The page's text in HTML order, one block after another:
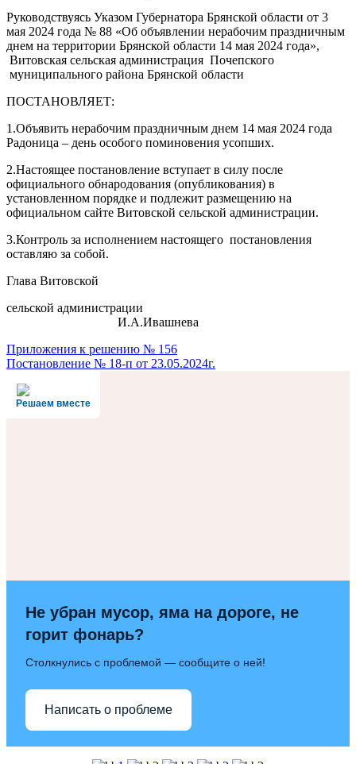
Руководствуясь Указом Губернатора Брянской области от 3
мая 2024 года № 88 «Об объявлении нерабочим праздничным
днем на территории Брянской области 14 мая 2024 года»,
Витовская сельская администрация Почепского
муниципального района Брянской области
ПОСТАНОВЛЯЕТ:
1.Объявить нерабочим праздничным днем 14 мая 2024 года
Радоница – день особого поминовения усопших.
2.Настоящее постановление вступает в силу после
официального обнародования (опубликования) в
установленном порядке и подлежит размещению на
официальном сайте Витовской сельской администрации.
3.Контроль за исполнением настоящего постановления
оставляю за собой.
Глава Витовской
сельской администрации
И.А.Ивашнева
Навигация
по
записям
Приложения к решению № 156
Постановление № 18-п от 23.05.2024г.
Решаем вместе
Не убран мусор, яма на дороге, не
горит фонарь?
Столкнулись с проблемой — сообщите о ней!
Написать о проблеме